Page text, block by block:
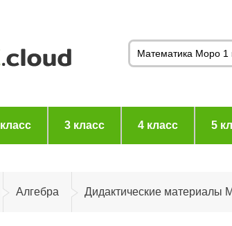
3 класс 4 класс 5
Алгебра Дидактические материалы